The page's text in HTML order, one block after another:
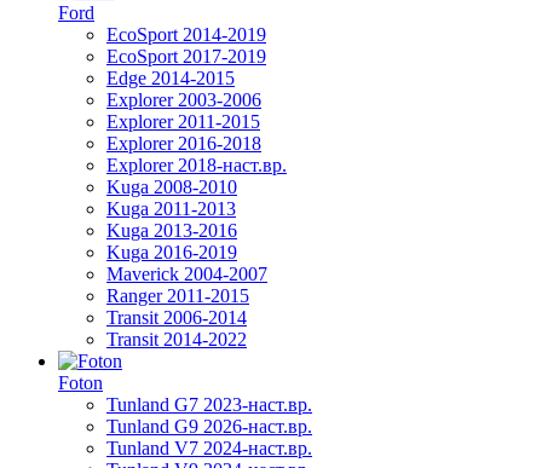
Ford
EcoSport 2014-2019
EcoSport 2017-2019
Edge 2014-2015
Explorer 2003-2006
Explorer 2011-2015
Explorer 2016-2018
Explorer 2018-наст.вр.
Kuga 2008-2010
Kuga 2011-2013
Kuga 2013-2016
Kuga 2016-2019
Maverick 2004-2007
Ranger 2011-2015
Transit 2006-2014
Transit 2014-2022
Foton
Tunland G7 2023-наст.вр.
Tunland G9 2026-наст.вр.
Tunland V7 2024-наст.вр.